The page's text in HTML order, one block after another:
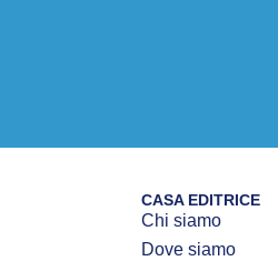
CASA EDITRICE
Chi siamo
Dove siamo